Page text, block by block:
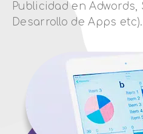
Publicidad en Adwords,
Desarrollo de Apps etc).